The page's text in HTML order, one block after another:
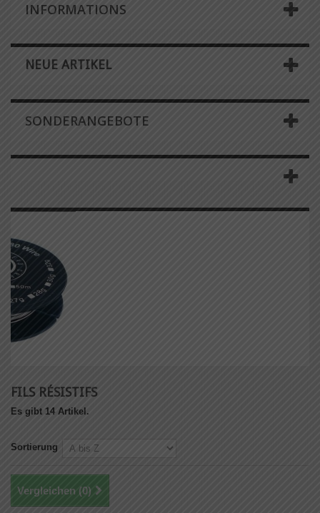
INFORMATIONS
NEUE ARTIKEL
SONDERANGEBOTE
FILS RÉSISTIFS
Es gibt 14 Artikel.
Sortierung
Vergleichen (0)